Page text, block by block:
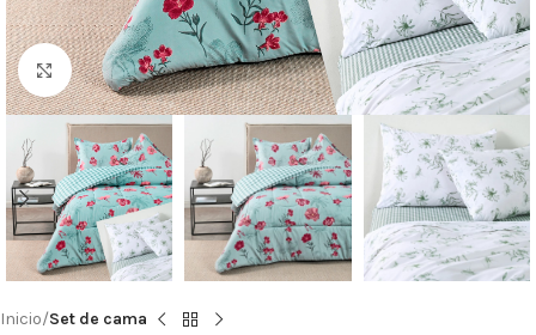
Haga Click para agrandar
Inicio Set de cama